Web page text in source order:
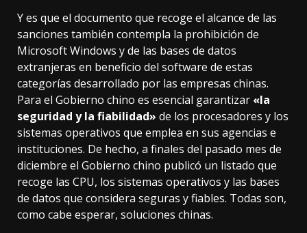
Y es que el documento que recoge el alcance de las
sanciones también contempla la prohibición de
Microsoft Windows y de las bases de datos
extranjeras en beneficio del software de estas
categorías desarrollado por las empresas chinas.
Para el Gobierno chino es esencial garantizar «la
seguridad y la fiabilidad» de los procesadores y los
sistemas operativos que emplea en sus agencias e
instituciones. De hecho, a finales del pasado mes de
diciembre el Gobierno chino publicó un listado que
recoge las CPU, los sistemas operativos y las bases
de datos que considera seguras y fiables. Todas son,
como cabe esperar, soluciones chinas.